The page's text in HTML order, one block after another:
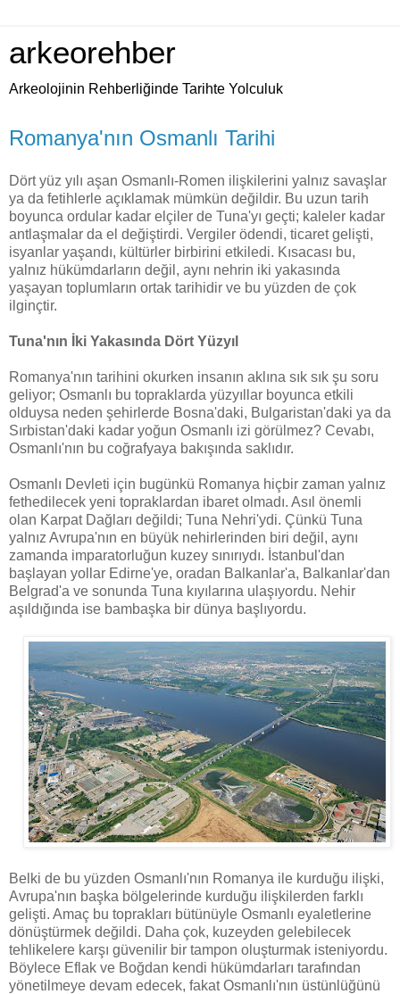
arkeorehber
Arkeolojinin Rehberliğinde Tarihte Yolculuk
Romanya'nın Osmanlı Tarihi
Dört yüz yılı aşan Osmanlı-Romen ilişkilerini yalnız savaşlar
ya da fetihlerle açıklamak mümkün değildir. Bu uzun tarih
boyunca ordular kadar elçiler de Tuna'yı geçti; kaleler kadar
antlaşmalar da el değiştirdi. Vergiler ödendi, ticaret gelişti,
isyanlar yaşandı, kültürler birbirini etkiledi. Kısacası bu,
yalnız hükümdarların değil, aynı nehrin iki yakasında
yaşayan toplumların ortak tarihidir ve bu yüzden de çok
ilginçtir.
Tuna'nın İki Yakasında Dört Yüzyıl
Romanya'nın tarihini okurken insanın aklına sık sık şu soru
geliyor; Osmanlı bu topraklarda yüzyıllar boyunca etkili
olduysa neden şehirlerde Bosna'daki, Bulgaristan'daki ya da
Sırbistan'daki kadar yoğun Osmanlı izi görülmez? Cevabı,
Osmanlı'nın bu coğrafyaya bakışında saklıdır.
Osmanlı Devleti için bugünkü Romanya hiçbir zaman yalnız
fethedilecek yeni topraklardan ibaret olmadı. Asıl önemli
olan Karpat Dağları değildi; Tuna Nehri'ydi. Çünkü Tuna
yalnız Avrupa'nın en büyük nehirlerinden biri değil, aynı
zamanda imparatorluğun kuzey sınırıydı. İstanbul'dan
başlayan yollar Edirne'ye, oradan Balkanlar'a, Balkanlar'dan
Belgrad'a ve sonunda Tuna kıyılarına ulaşıyordu. Nehir
aşıldığında ise bambaşka bir dünya başlıyordu.
Belki de bu yüzden Osmanlı'nın Romanya ile kurduğu ilişki,
Avrupa'nın başka bölgelerinde kurduğu ilişkilerden farklı
gelişti. Amaç bu toprakları bütünüyle Osmanlı eyaletlerine
dönüştürmek değildi. Daha çok, kuzeyden gelebilecek
tehlikelere karşı güvenilir bir tampon oluşturmak isteniyordu.
Böylece Eflak ve Boğdan kendi hükümdarları tarafından
yönetilmeye devam edecek, fakat Osmanlı'nın üstünlüğünü